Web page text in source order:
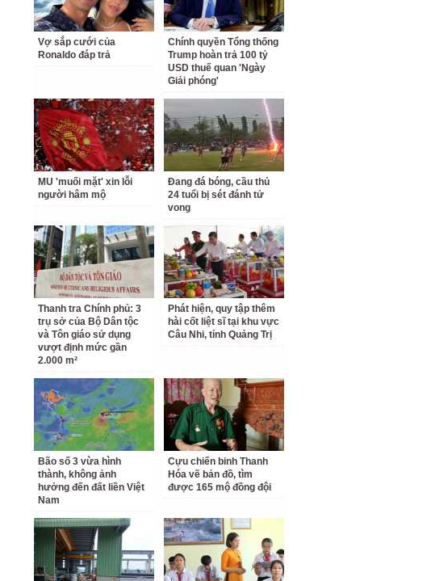
Vợ sắp cưới của
Ronaldo đáp trả
Chính quyền Tổng thống
Trump hoàn trả 100 tỷ
USD thuế quan 'Ngày
Giải phóng'
MU 'muối mặt' xin lỗi
người hâm mộ
Đang đá bóng, cầu thủ
24 tuổi bị sét đánh tử
vong
Thanh tra Chính phủ: 3
trụ sở của Bộ Dân tộc
và Tôn giáo sử dụng
vượt định mức gần
2.000 m²
Phát hiện, quy tập thêm
hài cốt liệt sĩ tại khu vực
Câu Nhi, tỉnh Quảng Trị
Bão số 3 vừa hình
thành, không ảnh
hưởng đến đất liền Việt
Nam
Cựu chiến binh Thanh
Hóa vẽ bản đồ, tìm
được 165 mộ đồng đội